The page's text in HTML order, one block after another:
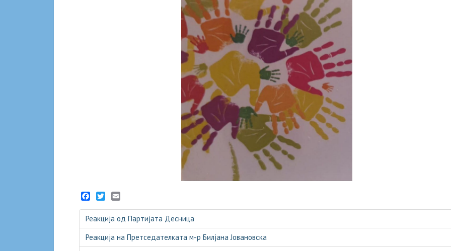
Реакција од Партијата Десница
Реакција на Претседателката м-р Билјана Јовановска